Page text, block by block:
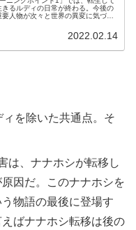
るルディの日常が終わる。今後の
人物が次々と世界の異変に気づ
神作画で一気に描いた、ひとつめの
2022.02.14
を除いた共通点。そ
は、ナナホシが転移し
因だ。このナナホシを
物語の最後に登場す
ばナナホシ転移は後の